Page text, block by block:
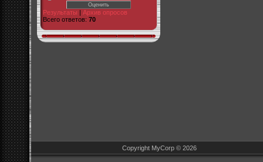
Результаты | Архив опросов
Всего ответов: 70
Copyright MyCorp © 2026